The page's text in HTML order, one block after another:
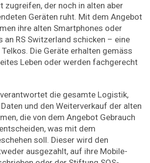
zugreifen, der noch in alten aber
Geräten ruht. Mit dem Angebot
ihre alten Smartphones oder
an RS Switzerland schicken – eine
Die Geräte erhalten gemäss
Leben oder werden fachgerecht
die gesamte Logistik,
und den Weiterverkauf der alten
die von dem Angebot Gebrauch
was mit dem
soll. Dieser wird den
ausgezahlt, auf ihre Mobile-